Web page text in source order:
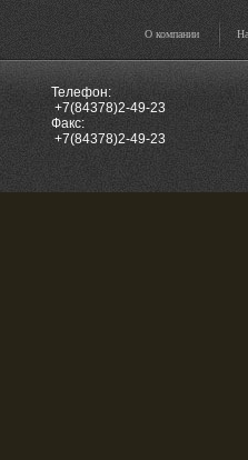
О компании
Телефон:
+7(84378)2-49-23
Факс:
+7(84378)2-49-23